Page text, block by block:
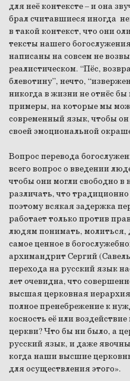
для неё контексте – и она
брал считавшиеся иногда
в такой контекст, что они
тексты нашего
написаны на совсем не
реалистическом. “Пёс,
блевотину”, нечто,
никогда в жизни не отнёс
примеры, на которые мы
современный язык, чтобы
своей эмоциональной
Вопрос перевода
всего вопрос о введении
чтобы они могли свободно в
различать, что
поэтому всякая задержка
работает только против
людям понимать, молиться,
самое ценное в
архимандрит Сергий
перехода на русский язык
лет очевидна, что
высшая церковная
полное пренебрежение к
косность её или
церкви? Что бы ни было, а
русский язык, и даже
когда наши высшие
для осуществления этого».